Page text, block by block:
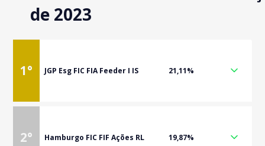
de 2023
1° JGP Esg FIC FIA Feeder I IS 21,11%
2° Hamburgo FIC FIF Ações RL 19,87%